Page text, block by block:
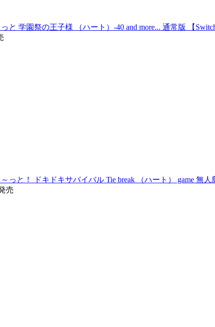
と 学園祭の王子様 （ハート）-40 and more... 通常版 【
っと！ ドキドキサバイバル Tie break （ハート） game 無
売